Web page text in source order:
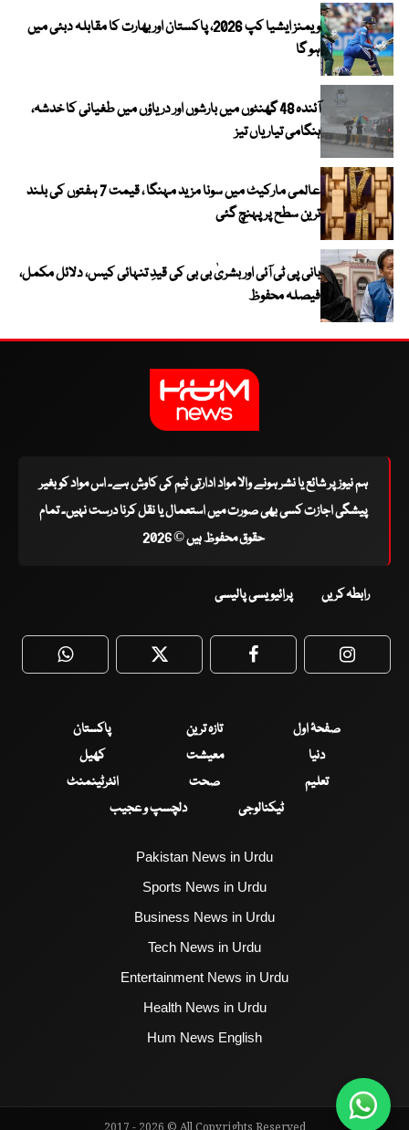
ویمنز ایشیا کپ 2026، پاکستان اور بھارت کا مقابلہ دبئی میں
ہو گا
آئندہ 48 گھنٹوں میں بارشوں اور دریاؤں میں طغیانی کا خدشہ،
ہنگامی تیاریاں تیز
عالمی مارکیٹ میں سونا مزید مہنگا ، قیمت 7 ہفتوں کی بلند
ترین سطح پر پہنچ گئی
بانی پی ٹی آئی اور بشریٰ بی بی کی قیدِ تنہائی کیس، دلائل مکمل،
فیصلہ محفوظ
ہم نیوز پر شائع یا نشر ہونے والا مواد ادارتی ٹیم کی کاوش ہے۔ اس مواد کو بغیر
پیشگی اجازت کسی بھی صورت میں استعمال یا نقل کرنا درست نہیں۔ تمام
حقوق محفوظ ہیں © 2026
رابطہ کریں پرائیویسی پالیسی
WhatsApp Twitter Facebook
صفحۂ اول تازہ ترین
پاکستان
دنیا
معیشت
کھیل
تعلیم
صحت
انٹرٹینمنٹ
ٹیکنالوجی
دلچسپ و عجیب
Pakistan News in Urdu
Sports News in Urdu
Business News in Urdu
Tech News in Urdu
Entertainment News in Urdu
Health News in Urdu
Hum News English